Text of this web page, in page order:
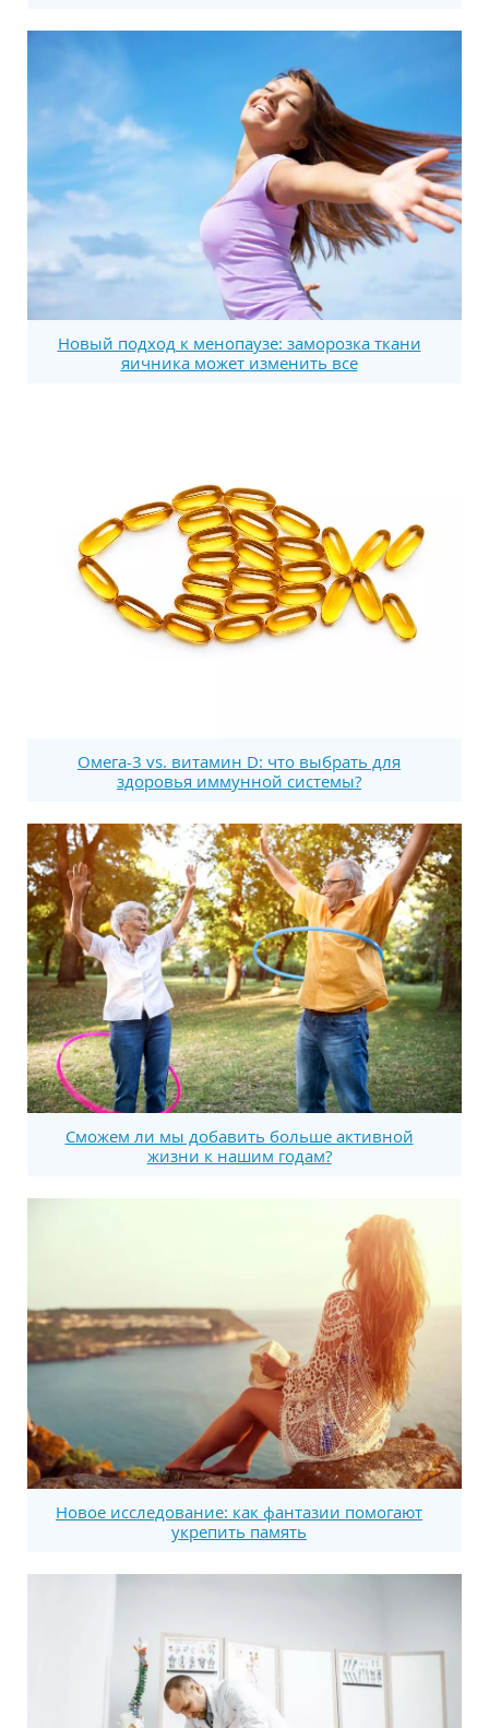
Новый подход к менопаузе: заморозка ткани
яичника может изменить все
Омега-3 vs. витамин D: что выбрать для
здоровья иммунной системы?
Сможем ли мы добавить больше активной
жизни к нашим годам?
Новое исследование: как фантазии помогают
укрепить память